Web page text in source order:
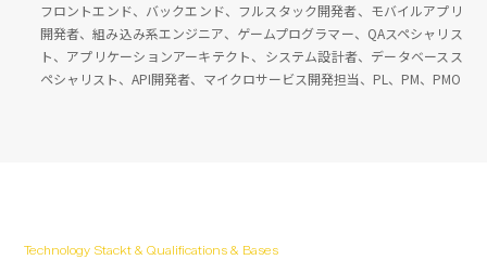
フロントエンド、バックエンド、フルスタック開発者、モバイルアプリ
開発者、組み込み系エンジニア、ゲームプログラマー、QAスペシャリス
ト、アプリケーションアーキテクト、システム設計者、データベースス
ペシャリスト、API開発者、マイクロサービス開発担当、PL、PM、PMO
Technology Stackt & Qualifications & Bases